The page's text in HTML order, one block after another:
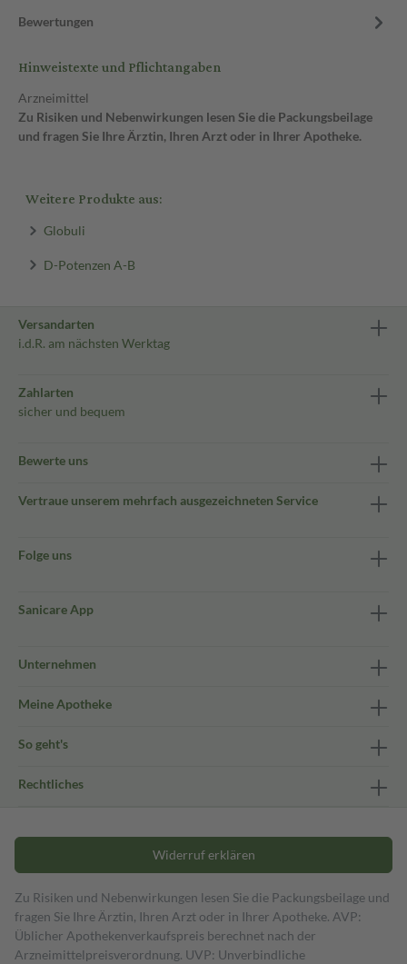
Bewertungen
Hinweistexte und Pflichtangaben
Arzneimittel
Zu Risiken und Nebenwirkungen lesen Sie die Packungsbeilage
und fragen Sie Ihre Ärztin, Ihren Arzt oder in Ihrer Apotheke.
Weitere Produkte aus:
Globuli
D-Potenzen A-B
Versandarten
i.d.R. am nächsten Werktag
Zahlarten
sicher und bequem
Bewerte uns
Vertraue unserem mehrfach ausgezeichneten Service
Folge uns
Sanicare App
Unternehmen
Meine Apotheke
So geht's
Rechtliches
Widerruf erklären
Zu Risiken und Nebenwirkungen lesen Sie die Packungsbeilage und
fragen Sie Ihre Ärztin, Ihren Arzt oder in Ihrer Apotheke. AVP:
Üblicher Apothekenverkaufspreis berechnet nach der
Arzneimittelpreisverordnung. UVP: Unverbindliche